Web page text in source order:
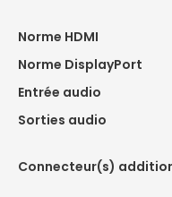
Norme HDMI
Norme DisplayPort
Entrée audio
Sorties audio
Connecteur(s)